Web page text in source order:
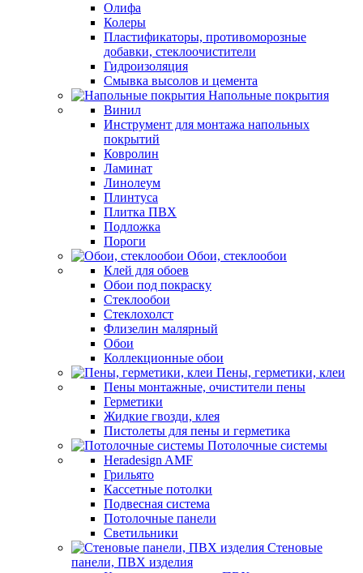
Олифа
Колеры
Пластификаторы, противоморозные
добавки, стеклоочистители
Гидроизоляция
Смывка высолов и цемента
Напольные покрытия
Винил
Инструмент для монтажа напольных
покрытий
Ковролин
Ламинат
Линолеум
Плинтуса
Плитка ПВХ
Подложка
Пороги
Обои, стеклообои
Клей для обоев
Обои под покраску
Стеклообои
Стеклохолст
Флизелин малярный
Обои
Коллекционные обои
Пены, герметики, клеи
Пены монтажные, очистители пены
Герметики
Жидкие гвозди, клея
Пистолеты для пены и герметика
Потолочные системы
Heradesign AMF
Грильято
Кассетные потолки
Подвесная система
Потолочные панели
Светильники
Стеновые
панели, ПВХ изделия